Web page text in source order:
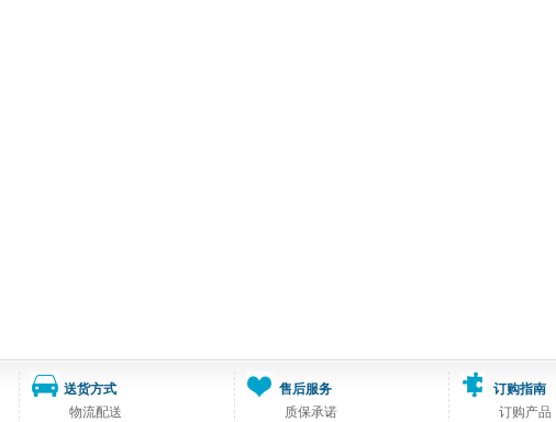
送货方式
物流配送
售后服务
质保承诺
订购指南
订购产品